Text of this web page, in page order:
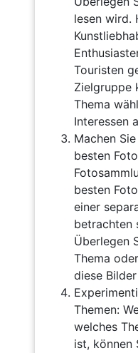
lesen wird.
Touristen
Zielgruppe
Thema
Interessen
Machen
besten
besten
einer
betrachten
Überlegen
Thema
diese
Themen:
welches
ist, können